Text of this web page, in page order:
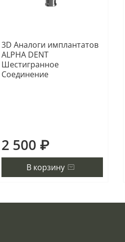
3D Аналоги имплантатов
ALPHA DENT
Шестигранное
Соединение
2 500 ₽
В корзину